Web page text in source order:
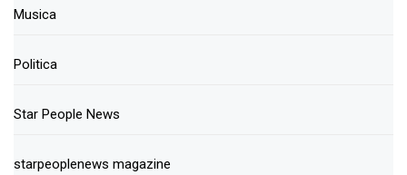
Musica
Politica
Star People News
starpeoplenews magazine